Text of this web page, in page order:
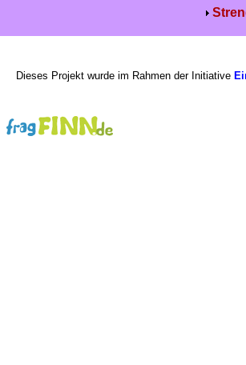
Dieses Projekt wurde im Rahmen der Initiative